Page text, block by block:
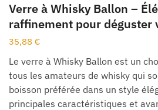
Verre à Whisky Ballon –
raffinement pour déguster
35,88 €
Le verre à Whisky Ballon est un
tous les amateurs de whisky qui
boisson préférée dans un style
principales caractéristiques et